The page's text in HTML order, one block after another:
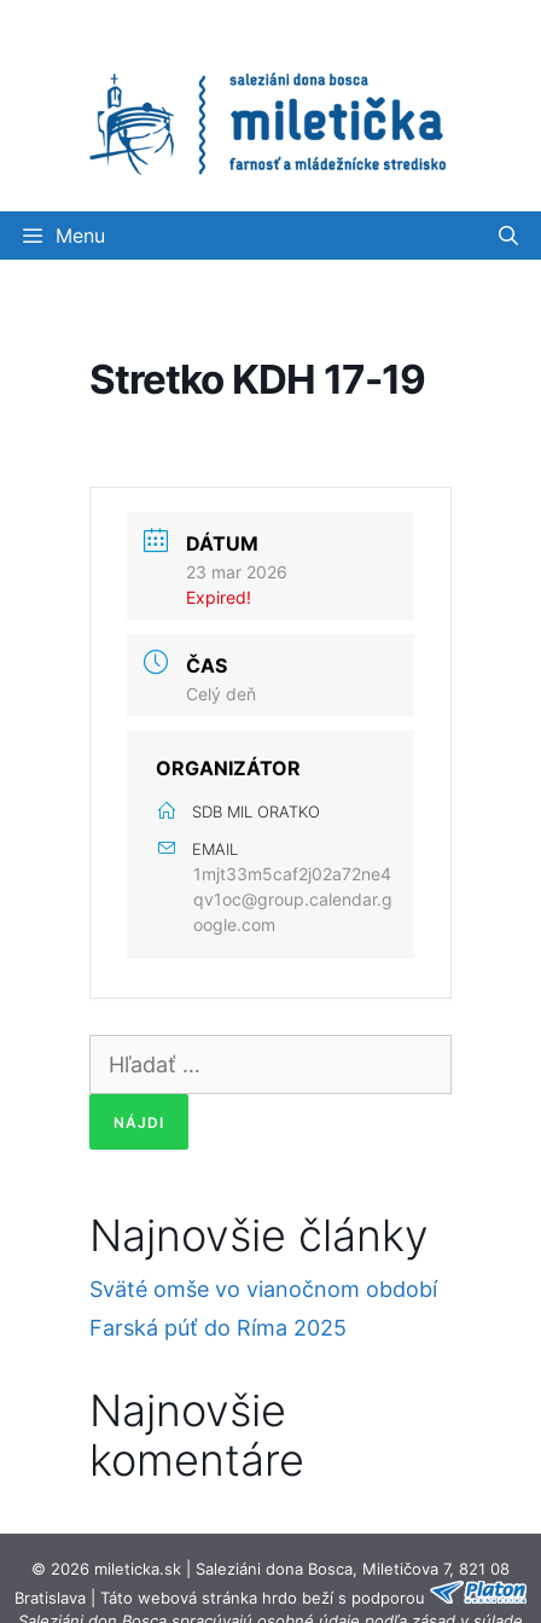
Menu
Stretko KDH 17-19
DÁTUM
23 mar 2026
Expired!
ČAS
Celý deň
ORGANIZÁTOR
SDB MIL ORATKO
EMAIL
1mjt33m5caf2j02a72ne4
qv1oc@group.calendar.g
oogle.com
Hľadať:
Najnovšie články
Sväté omše vo vianočnom období
Farská púť do Ríma 2025
Najnovšie
komentáre
© 2026 mileticka.sk | Saleziáni dona Bosca, Miletičova 7, 821 08
Bratislava | Táto webová stránka hrdo beží s podporou